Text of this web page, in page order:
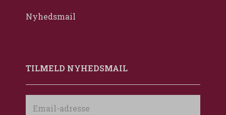
Nyhedsmail
TILMELD NYHEDSMAIL
adresse